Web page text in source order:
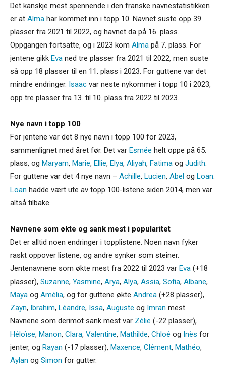
Det kanskje mest spennende i den franske navnestatistikken
er at Alma har kommet inn i topp 10. Navnet suste opp 39
plasser fra 2021 til 2022, og havnet da på 16. plass.
Oppgangen fortsatte, og i 2023 kom Alma på 7. plass. For
jentene gikk Eva ned tre plasser fra 2021 til 2022, men suste
så opp 18 plasser til en 11. plass i 2023. For guttene var det
mindre endringer. Isaac var neste nykommer i topp 10 i 2023,
opp tre plasser fra 13. til 10. plass fra 2022 til 2023.
Nye navn i topp 100
For jentene var det 8 nye navn i topp 100 for 2023,
sammenlignet med året før. Det var Esmée helt oppe på 65.
plass, og Maryam, Marie, Ellie, Elya, Aliyah, Fatima og Judith.
For guttene var det 4 nye navn – Achille, Lucien, Abel og Loan.
Loan hadde vært ute av topp 100-listene siden 2014, men var
altså tilbake.
Navnene som økte og sank mest i popularitet
Det er alltid noen endringer i topplistene. Noen navn fyker
raskt oppover listene, og andre synker som steiner.
Jentenavnene som økte mest fra 2022 til 2023 var Eva (+18
plasser), Suzanne, Yasmine, Arya, Alya, Assia, Sofia, Albane,
Maya og Amélia, og for guttene økte Andrea (+28 plasser),
Zayn, Ibrahim, Léandre, Issa, Auguste og Imran mest.
Navnene som derimot sank mest var Zélie (-22 plasser),
Héloïse, Manon, Clara, Valentine, Mathilde, Chloé og Inès for
jenter, og Rayan (-17 plasser), Maxence, Clément, Mathéo,
Aylan og Simon for gutter.